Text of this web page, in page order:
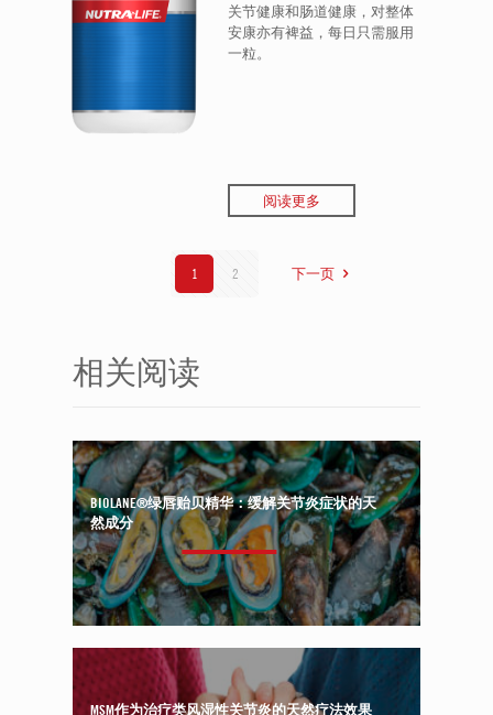
关节健康和肠道健康，对整体
安康亦有裨益，每日只需服用
一粒。
阅读更多
1 2 下一页
相关阅读
BIOLANE®绿唇贻贝精华：缓解关节炎症状的天
然成分
MSM作为治疗类风湿性关节炎的天然疗法效果